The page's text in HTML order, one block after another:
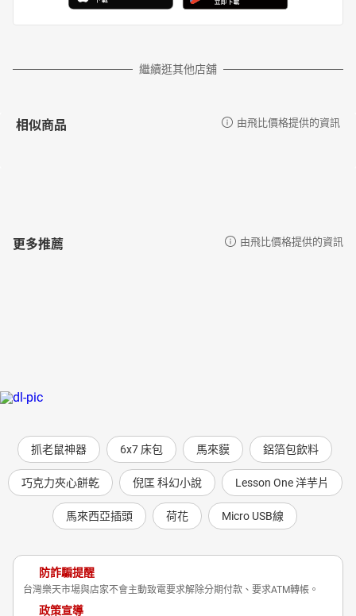
繼續逛其他店舖
相似商品 由飛比價格提供的資訊
更多推薦 由飛比價格提供的資訊
抓老鼠神器 6x7 床包 馬來貘 鋁箔包飲料
巧克力夾心餅乾 倪匡 科幻小說 Lesson One 洋芋片
馬來西亞插頭 荷花 Micro USB線
防詐騙提醒
台灣樂天市場與店家不會主動致電要求解除分期付款、要求ATM轉帳。
政策宣導